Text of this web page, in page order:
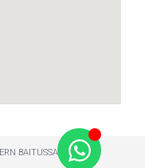
BAITUSSALAM